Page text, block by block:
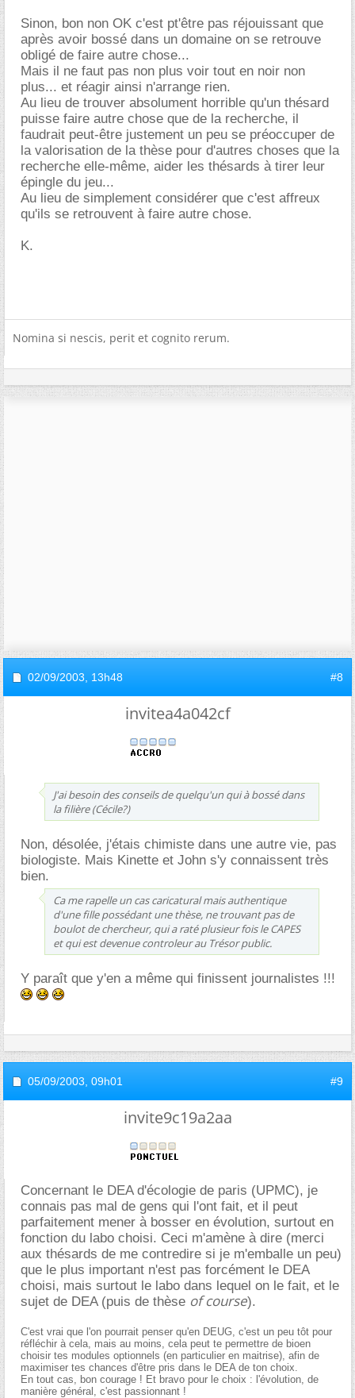
Sinon, bon non OK c'est pt'être pas réjouissant que
après avoir bossé dans un domaine on se retrouve
obligé de faire autre chose...
Mais il ne faut pas non plus voir tout en noir non
plus... et réagir ainsi n'arrange rien.
Au lieu de trouver absolument horrible qu'un thésard
puisse faire autre chose que de la recherche, il
faudrait peut-être justement un peu se préoccuper de
la valorisation de la thèse pour d'autres choses que la
recherche elle-même, aider les thésards à tirer leur
épingle du jeu...
Au lieu de simplement considérer que c'est affreux
qu'ils se retrouvent à faire autre chose.
K.
Nomina si nescis, perit et cognito rerum.
02/09/2003, 13h48 #8
invitea4a042cf
J'ai besoin des conseils de quelqu'un qui à bossé dans
la filière (Cécile?)
Non, désolée, j'étais chimiste dans une autre vie, pas
biologiste. Mais Kinette et John s'y connaissent très
bien.
Ca me rapelle un cas caricatural mais authentique
d'une fille possédant une thèse, ne trouvant pas de
boulot de chercheur, qui a raté plusieur fois le CAPES
et qui est devenue controleur au Trésor public.
Y paraît que y'en a même qui finissent journalistes !!!
05/09/2003, 09h01 #9
invite9c19a2aa
Concernant le DEA d'écologie de paris (UPMC), je
connais pas mal de gens qui l'ont fait, et il peut
parfaitement mener à bosser en évolution, surtout en
fonction du labo choisi. Ceci m'amène à dire (merci
aux thésards de me contredire si je m'emballe un peu)
que le plus important n'est pas forcément le DEA
choisi, mais surtout le labo dans lequel on le fait, et le
sujet de DEA (puis de thèse of course).
C'est vrai que l'on pourrait penser qu'en DEUG, c'est un peu tôt pour
réfléchir à cela, mais au moins, cela peut te permettre de bioen
choisir tes modules optionnels (en particulier en maitrise), afin de
maximiser tes chances d'être pris dans le DEA de ton choix.
En tout cas, bon courage ! Et bravo pour le choix : l'évolution, de
manière général, c'est passionnant !